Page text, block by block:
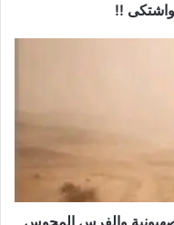
!!
والفرس المجوس